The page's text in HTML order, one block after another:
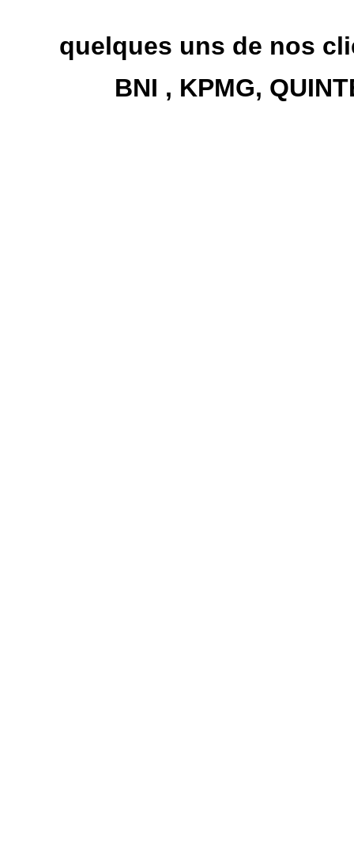
quelques uns de nos
BNI , KPMG,